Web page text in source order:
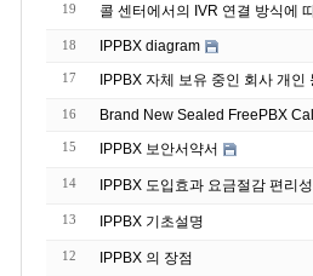
19 콜 센터에서의 IVR 연결 방식에
18 IPPBX diagram
17 IPPBX 자체 보유 중인 회사
16
15 IPPBX 보안서약서
14 IPPBX 도입효과 요금절감 편리성
13 IPPBX 기초설명
12 IPPBX 의 장점